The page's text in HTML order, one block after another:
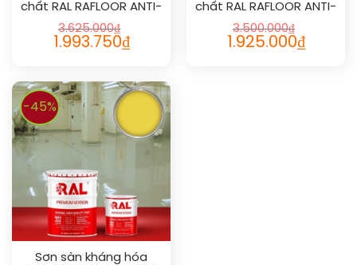
chất RAL RAFLOOR ANTI-
CHEM 1002
3.625.000₫
1.993.750₫
chất RAL RAFLOOR ANTI-
CHEM 1026
3.500.000₫
1.925.000₫
-45%
Sơn sàn kháng hóa